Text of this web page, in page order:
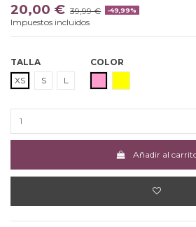
20,00 € 39,99 € -49,99%
Impuestos incluidos
TALLA
XS
S L
COLOR
Añadir al